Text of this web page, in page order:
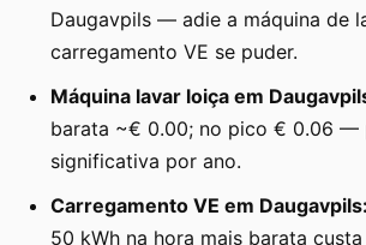
Daugavpils — adie a máquina de
carregamento VE se puder.
Máquina lavar loiça em
barata ~€ 0.00; no pico € 0.06 —
significativa por ano.
Carregamento VE em Daugavpils:
50 kWh na hora mais barata